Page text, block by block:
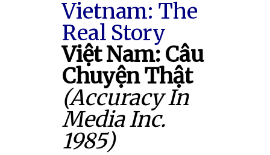
Vietnam: The
Real Story
Việt Nam: Câu
Chuyện Thật
(Accuracy In
Media Inc.
1985)